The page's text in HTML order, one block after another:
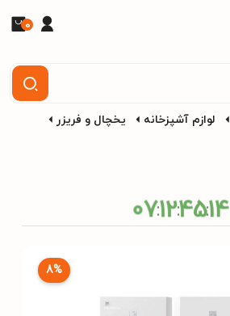
0
لوازم آشپزخانه
یخچال و فریزر
07:12:45:13
8%